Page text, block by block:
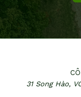
31 Song Hào,